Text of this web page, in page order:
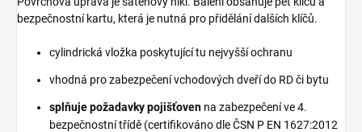
bezpečnostní kartu, která je nutná pro přidělání dalších klíčů.
cylindrická vložka poskytující tu nejvyšší ochranu
vhodná pro zabezpečení vchodových dveří do RD či bytu
splňuje požadavky pojišťoven na zabezpečení ve 4.
bezpečnostní třídě (certifikováno dle ČSN P EN 1627:2012